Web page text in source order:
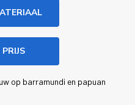
op barramundi en papuan